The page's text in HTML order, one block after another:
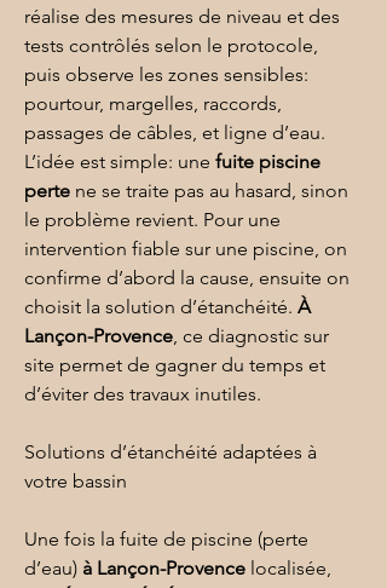
réalise des mesures de niveau et des
tests contrôlés selon le protocole,
puis observe les zones sensibles:
pourtour, margelles, raccords,
passages de câbles, et ligne d’eau.
L’idée est simple: une fuite piscine
perte ne se traite pas au hasard, sinon
le problème revient. Pour une
intervention fiable sur une piscine, on
confirme d’abord la cause, ensuite on
choisit la solution d’étanchéité. À
Lançon-Provence, ce diagnostic sur
site permet de gagner du temps et
d’éviter des travaux inutiles.
Solutions d’étanchéité adaptées à
votre bassin
Une fois la fuite de piscine (perte
d’eau) à Lançon-Provence localisée,